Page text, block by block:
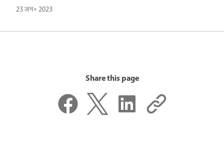
23 जन॰ 2023
Share this page